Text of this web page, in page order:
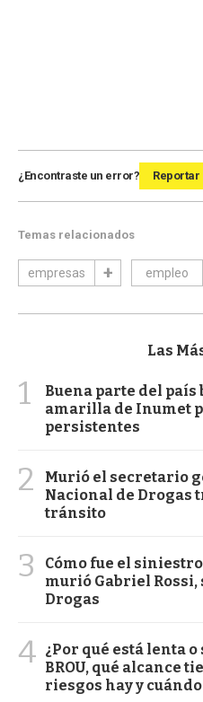
¿Encontraste un error? Reportar
Temas relacionados
empresas empleo
Las
1
Buena parte del
amarilla de Inumet
persistentes
2
Murió el secretario
Nacional de Drogas
tránsito
3
Cómo fue el
murió Gabriel
Drogas
4 ¿Por qué está lenta
BROU, qué alcance
riesgos hay y